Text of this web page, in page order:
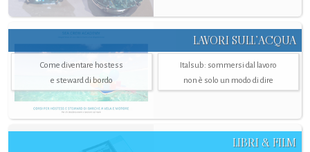
LAVORI SULL’ACQUA
Come diventare hostess
e steward di bordo
Italsub: sommersi dal lavoro
non è solo un modo di dire
LIBRI & FILM